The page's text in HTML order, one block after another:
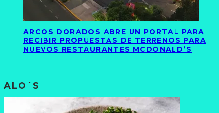
ARCOS DORADOS ABRE UN PORTAL PARA
RECIBIR PROPUESTAS DE TERRENOS PARA
NUEVOS RESTAURANTES MCDONALD’S
ALO´S